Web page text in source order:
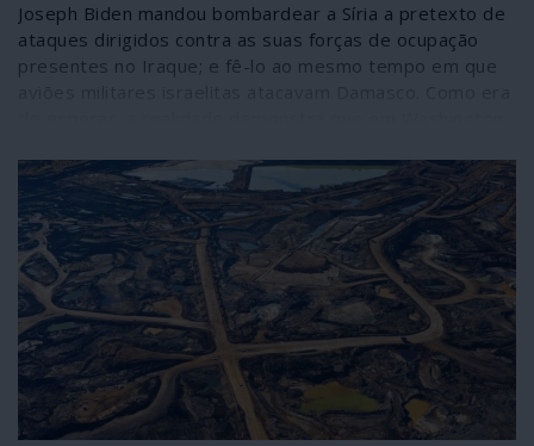
Joseph Biden mandou bombardear a Síria a pretexto de
ataques dirigidos contra as suas forças de ocupação
presentes no Iraque; e fê-lo ao mesmo tempo em que
americanas o partido único, o partido da guerra, ganha
sempre.